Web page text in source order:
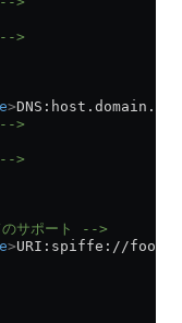
>
>DNS:host.domain.com
>
>
サポート -->
>URI:spiffe://